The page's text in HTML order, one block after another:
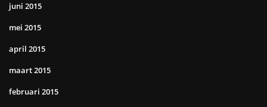
juni 2015
mei 2015
april 2015
maart 2015
februari 2015